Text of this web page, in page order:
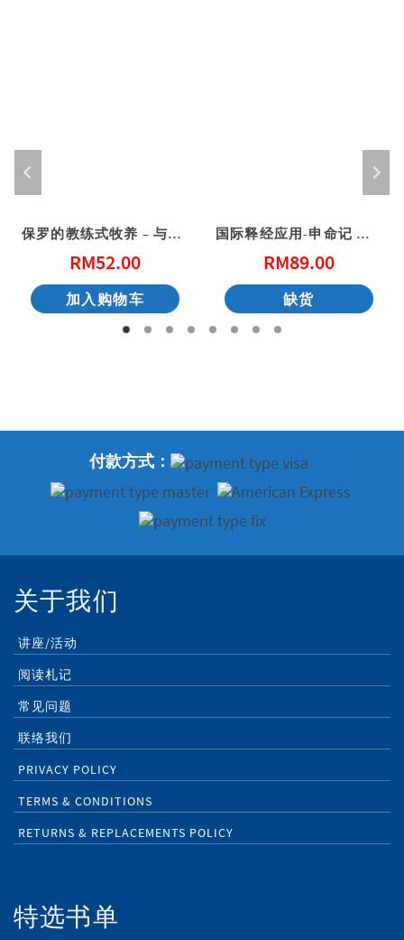
保罗的教练式牧养 – 与斯托得一起读提摩太前后书、提多书
RM52.00
加入购物车
国际释经应用-申命记 上（简体）
RM89.00
缺货
付款方式：
关于我们
讲座/活动
阅读札记
常见问题
联络我们
PRIVACY POLICY
TERMS & CONDITIONS
RETURNS & REPLACEMENTS POLICY
特选书单